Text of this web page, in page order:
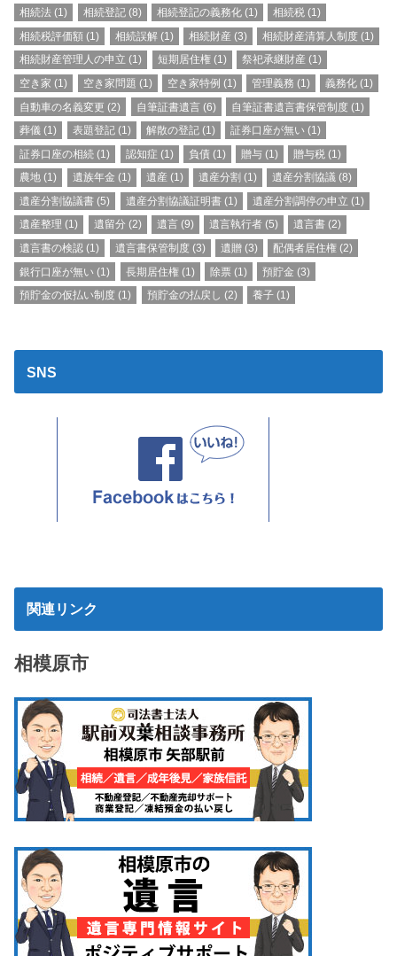
相続法 (1) 相続登記(8) 相続登記の義務化(1) 相続税 (1)
相続税評価額 (1) 相続誤解(1) 相続財産(3) 相続財産清算人制度 (1)
相続財産管理人の申立 (1) 短期居住権(1) 祭祀承継財産(1)
空き家 (1) 空き家問題 (1) 空き家特例 (1) 管理義務 (1) 義務化 (1)
自動車の名義変更 (2) 自筆証書遺言(6) 自筆証書遺言書保管制度(1)
葬儀 (1) 表題登記(1) 解散の登記(1) 証券口座が無い (1)
証券口座の相続 (1) 認知症 (1) 負債 (1) 贈与 (1) 贈与税 (1)
農地 (1) 遺族年金 (1) 遺産(1) 遺産分割 (1) 遺産分割協議 (8)
遺産分割協議書 (5) 遺産分割協議証明書(1) 遺産分割調停の申立 (1)
遺産整理 (1) 遺留分 (2) 遺言(9) 遺言執行者 (5) 遺言書 (2)
遺言書の検認 (1) 遺言書保管制度(3) 遺贈(3) 配偶者居住権 (2)
銀行口座が無い (1) 長期居住権(1) 除票(1) 預貯金 (3)
預貯金の仮払い制度 (1) 預貯金の払戻し (2) 養子(1)
SNS
関連リンク
相模原市